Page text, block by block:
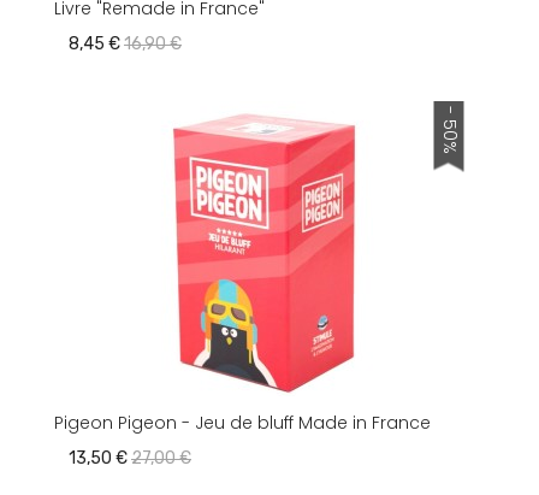
Livre "Remade in France"
8,45 €16,90 €
- 50%
Pigeon Pigeon - Jeu de bluff Made in France
13,50 €27,00 €